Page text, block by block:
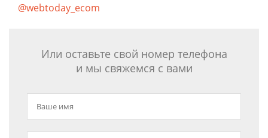
@webtoday_ecom
Или оставьте свой номер телефона
и мы свяжемся с вами